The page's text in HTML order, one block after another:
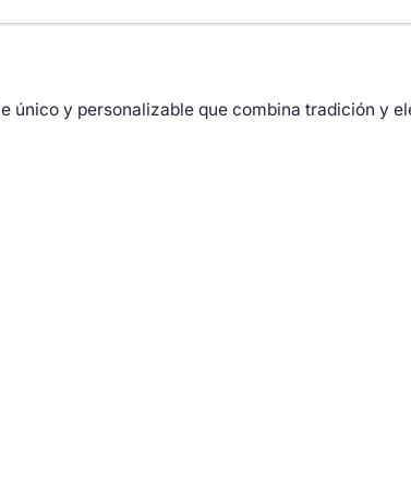
único y personalizable que combina tradición y